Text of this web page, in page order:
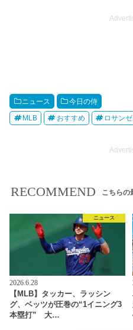
ニュース 今日の侍
MLB おすすめ ロサン
RECOMMEND こちらの
ニュース
2026.6.28
【MLB】タッカー、ラッシン
グ、ベッツが圧巻の“1イニング3
本塁打” 大…